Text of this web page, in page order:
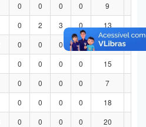
0 0 0 0 9
0 2 3 0 13
0 0 0 0 12
0 0 0 0 15
0 0 0 0 7
0 0 0 0 18
0 0 0 0 20